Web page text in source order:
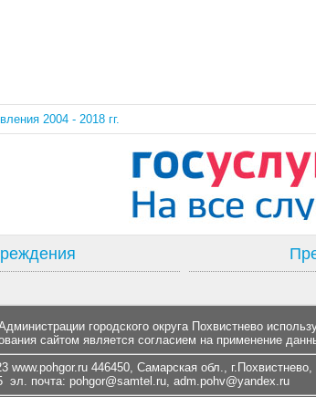
2004 - 2018 гг.
городского округа Похвистнево
сайтом является согласием на применение
www.pohgor.ru 446450, Самарская обл.,
эл. почта: pohgor@samtel.ru, adm.pohv@yandex.ru